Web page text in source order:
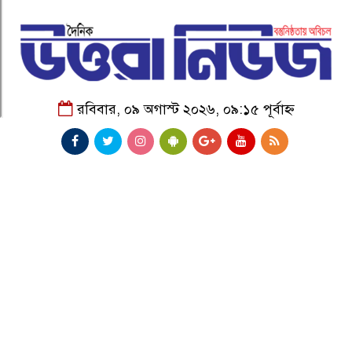
রবিবার, ০৯ অগাস্ট ২০২৬, ০৯:১৫ পূর্বাহ্ন